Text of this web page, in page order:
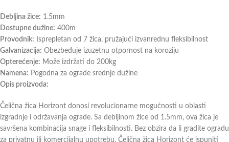
Debljina žice: 1.5mm
Dostupne dužine: 400m
Provodnik: Isprepletan od 7 žica, pružajući izvanrednu fleksibilnost
Galvanizacija: Obezbeđuje izuzetnu otpornost na koroziju
Opterećenje: Može izdržati do 200kg
Namena: Pogodna za ograde srednje dužine
Opis proizvoda:
Čelična žica Horizont donosi revolucionarne mogućnosti u oblasti
izgradnje i održavanja ograde. Sa debljinom žice od 1.5mm, ova žica je
savršena kombinacija snage i fleksibilnosti. Bez obzira da li gradite ogradu
za privatnu ili komercijalnu upotrebu, Čelična žica Horizont će ispuniti